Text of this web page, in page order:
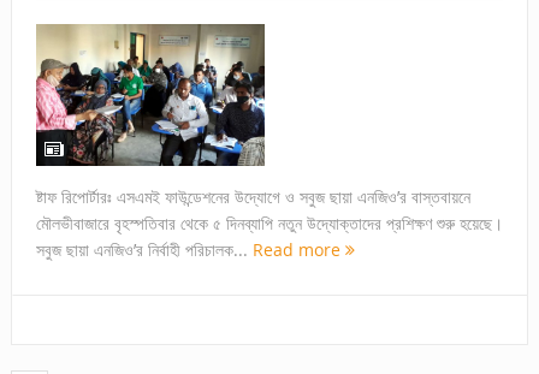
ষ্টাফ রিপোর্টারঃ এসএমই ফাউন্ডেশনের উদ্যোগে ও সবুজ ছায়া এনজিও’র বাস্তবায়নে
মৌলভীবাজারে বৃহস্পতিবার থেকে ৫ দিনব্যাপি নতুন উদ্যোক্তাদের প্রশিক্ষণ শুরু হয়েছে।
সবুজ ছায়া এনজিও’র নির্বাহী পরিচালক... Read more